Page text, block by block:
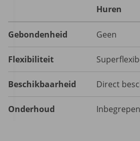
Huren
Gebondenheid Geen
Flexibiliteit
Beschikbaarheid Direct
Onderhoud Inbegrepen